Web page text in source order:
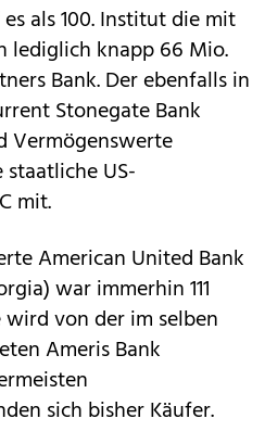
als 100. Institut die mit
lediglich knapp 66 Mio.
Bank. Der ebenfalls in
Stonegate Bank
Vermögenswerte
US-
mit.
American United Bank
war immerhin 111
wird von der im selben
Ameris Bank
sich bisher Käufer.